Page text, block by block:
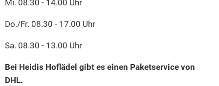
Mi. 08.30 - 14.00 Uhr
Do./Fr. 08.30 - 17.00 Uhr
Sa. 08.30 - 13.00 Uhr
Bei Heidis Hoflädel gibt es einen Paketservice von
DHL.